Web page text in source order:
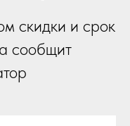
скидки и срок
сообщит